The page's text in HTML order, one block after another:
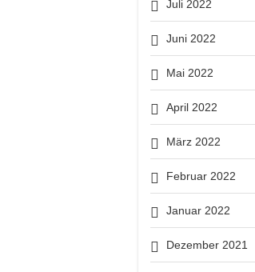
Juli 2022
Juni 2022
Mai 2022
April 2022
März 2022
Februar 2022
Januar 2022
Dezember 2021